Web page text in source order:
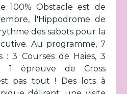
100% Obstacle est de
l'Hippodrome de
des sabots pour la
Au programme, 7
: 3 Courses de Haies, 3
1 épreuve de Cross
pas tout ! Des lots à